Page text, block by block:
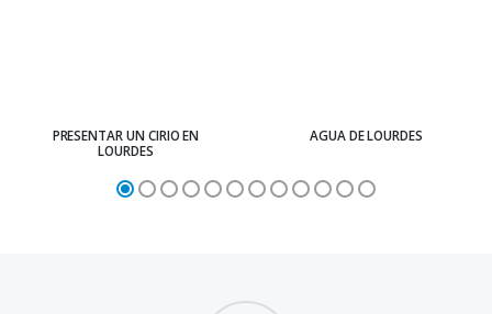
PRESENTAR UN CIRIO EN
LOURDES
AGUA DE LOURDES